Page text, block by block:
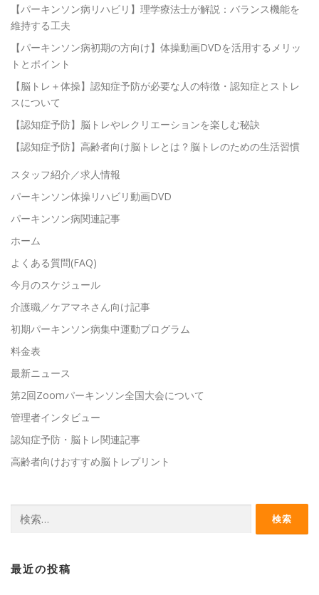
【パーキンソン病リハビリ】理学療法士が解説：バランス機能を
維持する工夫
【パーキンソン病初期の方向け】体操動画DVDを活用するメリッ
トとポイント
【脳トレ＋体操】認知症予防が必要な人の特徴・認知症とストレ
スについて
【認知症予防】脳トレやレクリエーションを楽しむ秘訣
【認知症予防】高齢者向け脳トレとは？脳トレのための生活習慣
スタッフ紹介／求人情報
パーキンソン体操リハビリ動画DVD
パーキンソン病関連記事
ホーム
よくある質問(FAQ)
今月のスケジュール
介護職／ケアマネさん向け記事
初期パーキンソン病集中運動プログラム
料金表
最新ニュース
第2回Zoomパーキンソン全国大会について
管理者インタビュー
認知症予防・脳トレ関連記事
高齢者向けおすすめ脳トレプリント
索:
最近の投稿